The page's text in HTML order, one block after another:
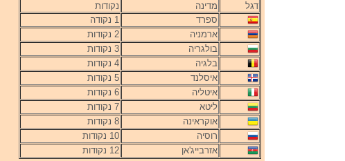
דגל מדינה
נקודות
ספרד
1 נקודה
ארמניה
2 נקודות
בולגריה
3 נקודות
בלגיה
4 נקודות
איסלנד
5 נקודות
איטליה
6 נקודות
ליטא
7 נקודות
אוקראינה
8 נקודות
רוסיה
10 נקודות
אזרבייג'אן
12 נקודות